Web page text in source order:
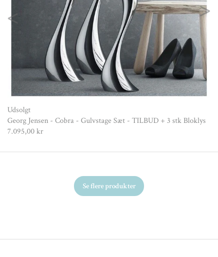
Previous
Udsolgt
Georg Jensen - Cobra - Gulvstage Sæt - TILBUD + 3 stk Bloklys
7.095,00 kr
Se flere produkter